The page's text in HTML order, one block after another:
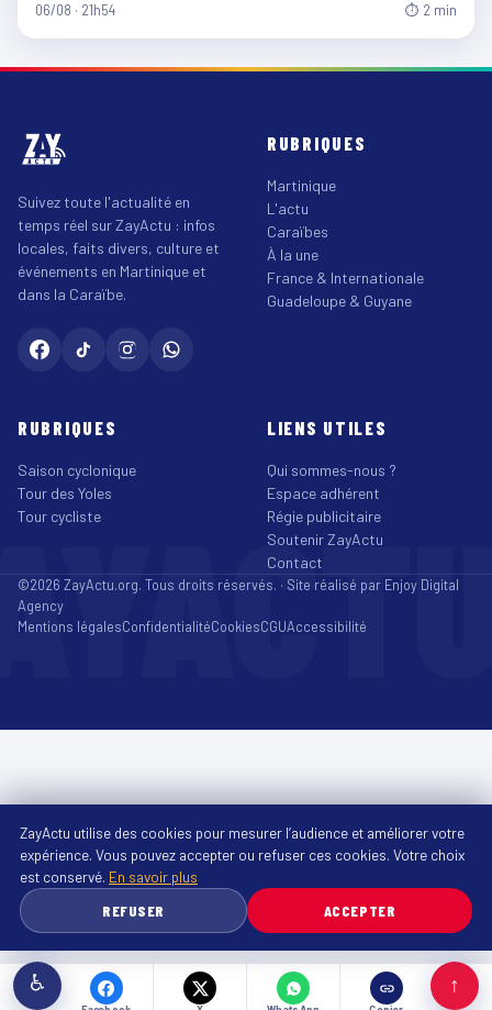
06/08 · 21h54 ⏱ 2 min
Suivez toute l'actualité en
temps réel sur ZayActu : infos
locales, faits divers, culture et
événements en Martinique et
dans la Caraïbe.
RUBRIQUES
Martinique
L'actu
Caraïbes
À la une
France & Internationale
Guadeloupe & Guyane
RUBRIQUES
Saison cyclonique
Tour des Yoles
Tour cycliste
LIENS UTILES
Qui sommes-nous ?
Espace adhérent
Régie publicitaire
Soutenir ZayActu
Contact
©2026 ZayActu.org. Tous droits réservés. · Site réalisé par Enjoy Digital
Agency
Mentions légalesConfidentialitéCookiesCGUAccessibilité
♿ ↑
ZayActu utilise des cookies pour mesurer l’audience et améliorer votre
expérience. Vous pouvez accepter ou refuser ces cookies. Votre choix
est conservé. En savoir plus
REFUSER
ACCEPTER